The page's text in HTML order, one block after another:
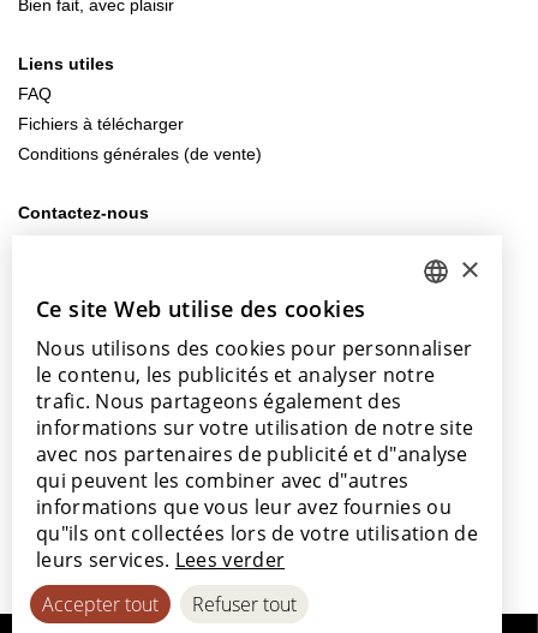
Bien fait, avec plaisir
Liens utiles
FAQ
Fichiers à télécharger
Conditions générales (de vente)
Contactez-nous
Notre salle d’exposition
Nos points de vente
Avec le soutien de
ENGLISH
FRENCH
SPANISH
×
Ce site Web utilise des cookies
Nous utilisons des cookies pour personnaliser
le contenu, les publicités et analyser notre
trafic. Nous partageons également des
informations sur votre utilisation de notre site
avec nos partenaires de publicité et d"analyse
qui peuvent les combiner avec d"autres
informations que vous leur avez fournies ou
qu"ils ont collectées lors de votre utilisation de
leurs services. Lees verder
Accepter tout
Refuser tout